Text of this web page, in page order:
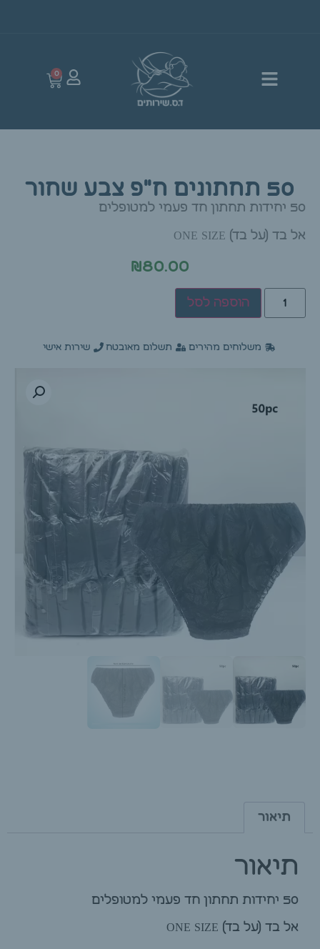
0
50 תחתונים ח"פ צבע שחור
50 יחידות תחתון חד פעמי למטופלים
אל בד (על בד) ONE SIZE
₪80.00
הוספה לסל
משלוחים מהירים תשלום מאובטח שירות אישי
תיאור
תיאור
50 יחידות תחתון חד פעמי למטופלים
אל בד (על בד) ONE SIZE